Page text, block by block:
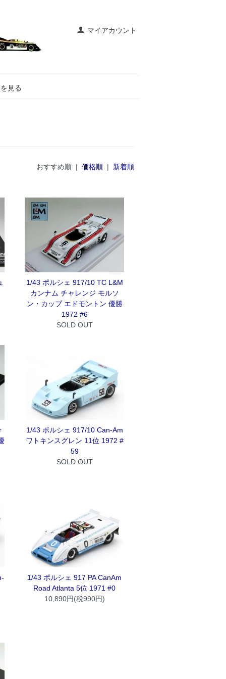
マイアカウント
見る
おすすめ順 | 価格順 | 新着順
1/43 ポルシェ 917/10 TC L&M
カンナム チャレンジ モルソ
ン・カップ エドモントン 優勝
1972 #6
SOLD OUT
1/43 ポルシェ 917/10 Can-Am
ワトキンスグレン 11位 1972 #
59
SOLD OUT
1/43 ポルシェ 917 PA CanAm
Road Atlanta 5位 1971 #0
10,890円(税990円)